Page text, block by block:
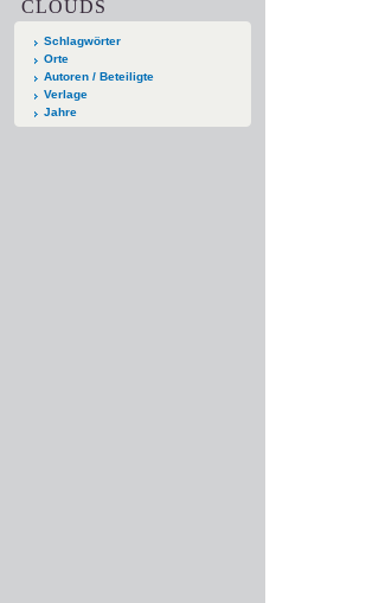
CLOUDS
Schlagwörter
Orte
Autoren / Beteiligte
Verlage
Jahre